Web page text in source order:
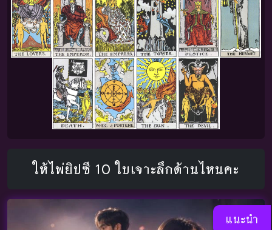
ให้ไพ่ยิปซี 10 ใบเจาะลึกด้านไหนคะ
แนะนำ